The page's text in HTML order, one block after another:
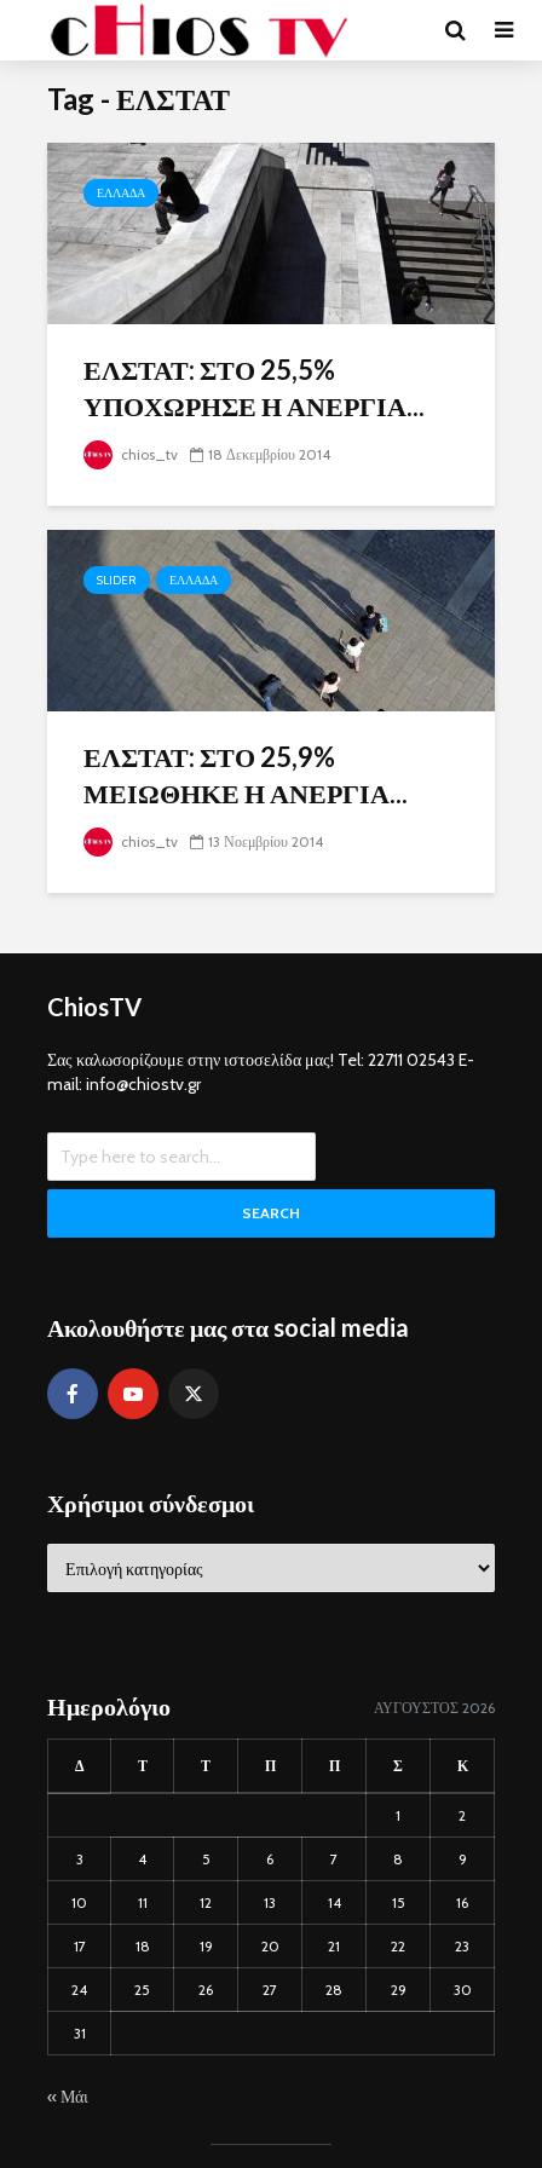
Tag - ΕΛΣΤΑΤ
ΕΛΛΑΔΑ
ΕΛΣΤΑΤ: ΣΤΟ 25,5%
ΥΠΟΧΩΡΗΣΕ Η ΑΝΕΡΓΙΑ...
chios_tv 18 Δεκεμβρίου 2014
SLIDER ΕΛΛΑΔΑ
ΕΛΣΤΑΤ: ΣΤΟ 25,9%
ΜΕΙΩΘΗΚΕ Η ΑΝΕΡΓΙΑ...
chios_tv 13 Νοεμβρίου 2014
ChiosTV
Σας καλωσορίζουμε στην ιστοσελίδα μας! Tel: 22711 02543 E-
mail: info@chiostv.gr
SEARCH
Ακολουθήστε μας στα social media
Χρήσιμοι σύνδεσμοι
σύνδεσμοι
Ημερολόγιο ΑΎΓΟΥΣΤΟΣ 2026
Δ Τ Τ Π Π Σ Κ
1 2
3 4 5 6 7 8 9
10 11 12 13 14 15 16
17 18 19 20 21 22 23
24 25 26 27 28 29 30
31
« Μάι